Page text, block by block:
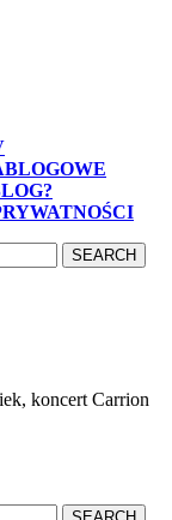
koncert Carrion